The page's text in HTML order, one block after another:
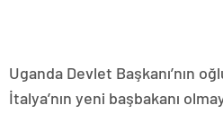
Uganda Devlet Başkanı’nın
İtalya’nın yeni başbakanı